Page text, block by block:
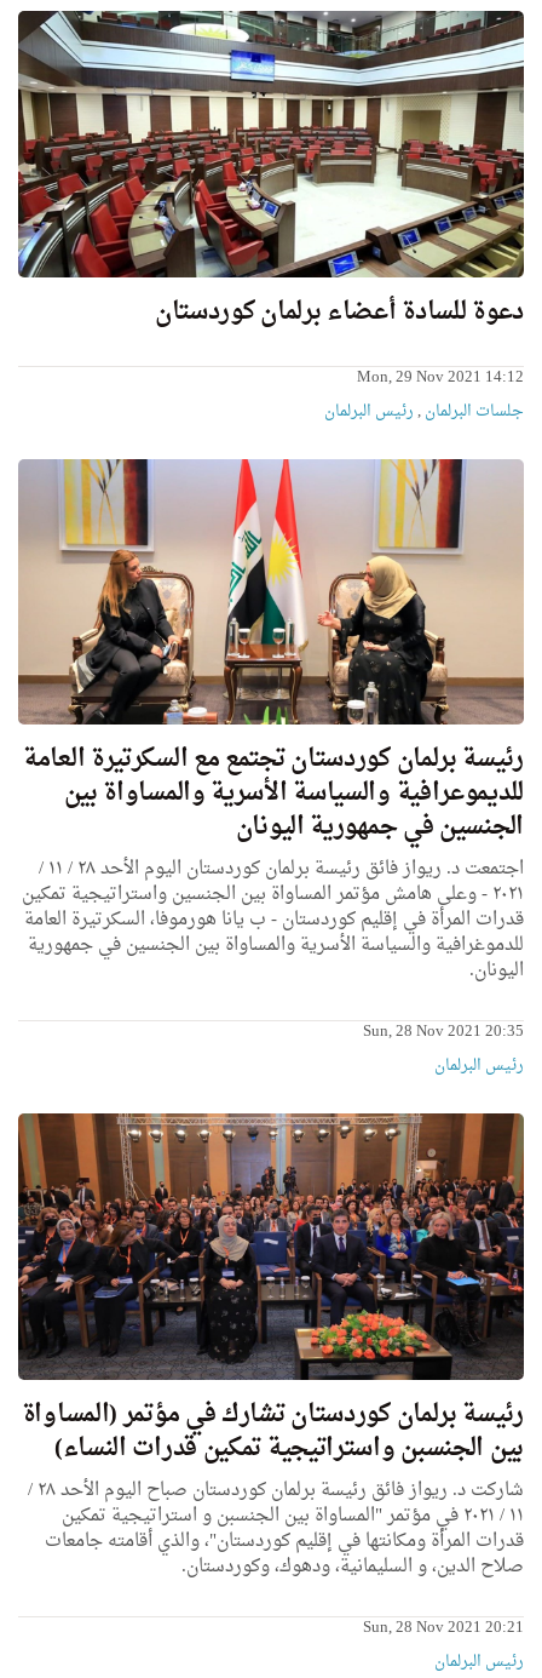
دعوة للسادة أعضاء برلمان كوردستان
Mon, 29 Nov 2021 14:12
جلسات البرلمان,رئیس البرلمان
رئيسة برلمان كوردستان تجتمع مع السكرتيرة العامة
للديموعرافية والسياسة الأسرية والمساواة بين
الجنسين في جمهورية اليونان
اجتمعت د. ريواز فائق رئيسة برلمان كوردستان اليوم الأحد ٢٨ / ١١ /
٢٠٢١ - وعلى هامش مؤتمر المساواة بين الجنسين واستراتيجية تمكين
قدرات المرأة في إقليم كوردستان - ب يانا هورموفا، السكرتيرة العامة
للدموغرافية والسياسة الأسرية والمساواة بين الجنسين في جمهورية
اليونان.
Sun, 28 Nov 2021 20:35
رئیس البرلمان
رئيسة برلمان كوردستان تشارك في مؤتمر (المساواة
بين الجنسبن واستراتيجية تمكين قدرات النساء)
شاركت د. ريواز فائق رئيسة برلمان كوردستان صباح اليوم الأحد ٢٨ /
١١ / ٢٠٢١ في مؤتمر "المساواة بين الجنسبن و استراتيجية تمكين
قدرات المرأة ومكانتها في إقليم كوردستان"، والذي أقامته جامعات
صلاح الدين، و السليمانية، ودهوك، وكوردستان.
Sun, 28 Nov 2021 20:21
رئیس البرلمان